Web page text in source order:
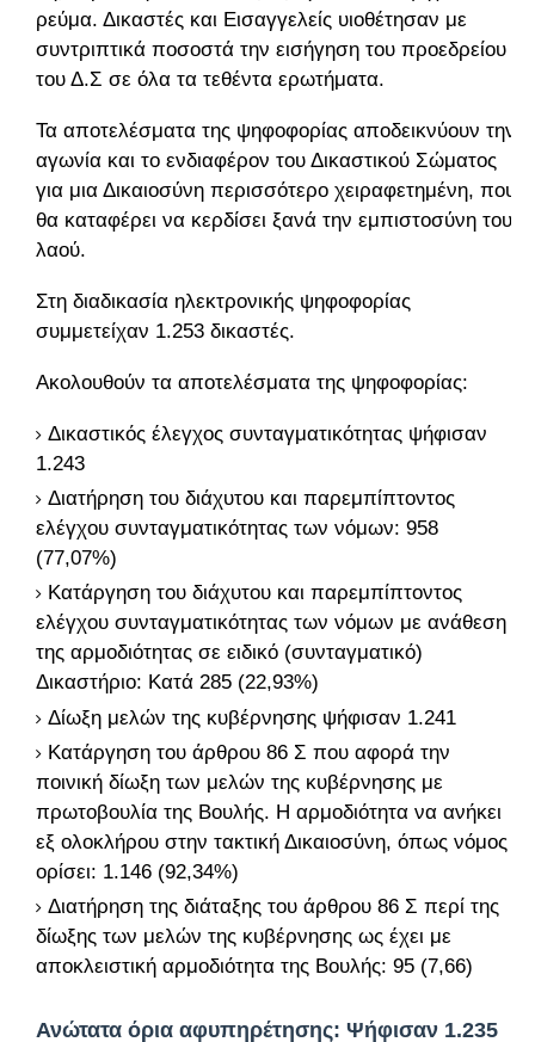
ρεύμα. Δικαστές και Εισαγγελείς υιοθέτησαν με
συντριπτικά ποσοστά την εισήγηση του προεδρείου
του Δ.Σ σε όλα τα τεθέντα ερωτήματα.
Τα αποτελέσματα της ψηφοφορίας αποδεικνύουν την
αγωνία και το ενδιαφέρον του Δικαστικού Σώματος
για μια Δικαιοσύνη περισσότερο χειραφετημένη, που
θα καταφέρει να κερδίσει ξανά την εμπιστοσύνη του
λαού.
Στη διαδικασία ηλεκτρονικής ψηφοφορίας
συμμετείχαν 1.253 δικαστές.
Ακολουθούν τα αποτελέσματα της ψηφοφορίας:
Δικαστικός έλεγχος συνταγματικότητας ψήφισαν
1.243
Διατήρηση του διάχυτου και παρεμπίπτοντος
ελέγχου συνταγματικότητας των νόμων: 958
(77,07%)
Κατάργηση του διάχυτου και παρεμπίπτοντος
ελέγχου συνταγματικότητας των νόμων με ανάθεση
της αρμοδιότητας σε ειδικό (συνταγματικό)
Δικαστήριο: Κατά 285 (22,93%)
Δίωξη μελών της κυβέρνησης ψήφισαν 1.241
Κατάργηση του άρθρου 86 Σ που αφορά την
ποινική δίωξη των μελών της κυβέρνησης με
πρωτοβουλία της Βουλής. Η αρμοδιότητα να ανήκει
εξ ολοκλήρου στην τακτική Δικαιοσύνη, όπως νόμος
ορίσει: 1.146 (92,34%)
Διατήρηση της διάταξης του άρθρου 86 Σ περί της
δίωξης των μελών της κυβέρνησης ως έχει με
αποκλειστική αρμοδιότητα της Βουλής: 95 (7,66)
Ανώτατα όρια αφυπηρέτησης: Ψήφισαν 1.235